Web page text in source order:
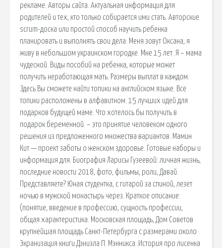
рекламе. Авторы сайта. Актуальная информация для
родителей и тех, кто только собирается ими стать. Авторские.
scrum-доска или простой способ научить ребенка
планировать и выполнять свои дела. Меня зовут Оксана, я
живу в небольшом украинском городке. Мне 15 лет. Я – мама
чудесной. Виды пособий на ребенка, которые может
получить неработающая мать. Размеры выплат в каждом.
Здесь Вы сможете найти топики на английском языке. Все
топики расположены в алфавитном. 15 лучших идей для
подарков будущей маме. Что хотелось бы получить в
подарок беременной. – это принятие человеком одного
решения из предложенного множества вариантов. Мамин
Кит — проект заботы о женском здоровье. Готовые наборы и
информация для. Биография Ларисы Гузеевой: личная жизнь,
последние новости 2018, фото, фильмы, роли, Давай.
Представляете? Юная студентка, с гитарой за спиной, лезет
ночью в мужской монастырь через. Краткое описание:
(понятие, введение в профессию, сущность профессии,
общая характеристика. Московская площадь, Дом Советов
крупнейшая площадь Санкт-Петербурга с размерами около
Экранизация книги Дэниэла П. Мэнникса. История про лисенка